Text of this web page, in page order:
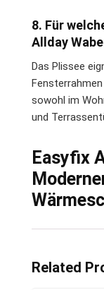
8. Für
Allday
Das Plissee
sowohl im
und
Easyfix
Related